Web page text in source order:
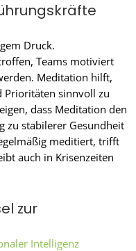
Druck.
Teams motiviert
Meditation hilft,
Prioritäten sinnvoll zu
dass Meditation den
zu stabilerer Gesundheit
meditiert, trifft
auch in Krisenzeiten
zur
Intelligenz